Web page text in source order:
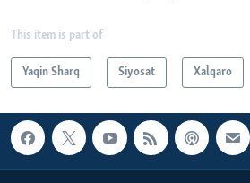
This item is part of
Yaqin Sharq Siyosat Xalqaro